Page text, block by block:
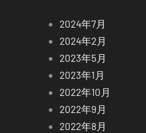
2024年7月
2024年2月
2023年5月
2023年1月
2022年10月
2022年9月
2022年8月